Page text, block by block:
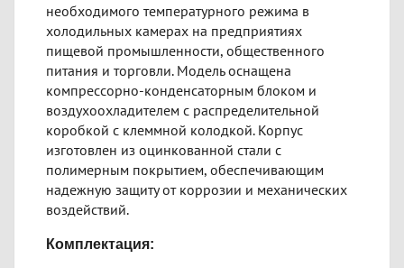
необходимого температурного режима в
холодильных камерах на предприятиях
пищевой промышленности, общественного
питания и торговли. Модель оснащена
компрессорно-конденсаторным блоком и
воздухоохладителем с распределительной
коробкой с клеммной колодкой. Корпус
изготовлен из оцинкованной стали с
полимерным покрытием, обеспечивающим
надежную защиту от коррозии и механических
воздействий.
Комплектация: